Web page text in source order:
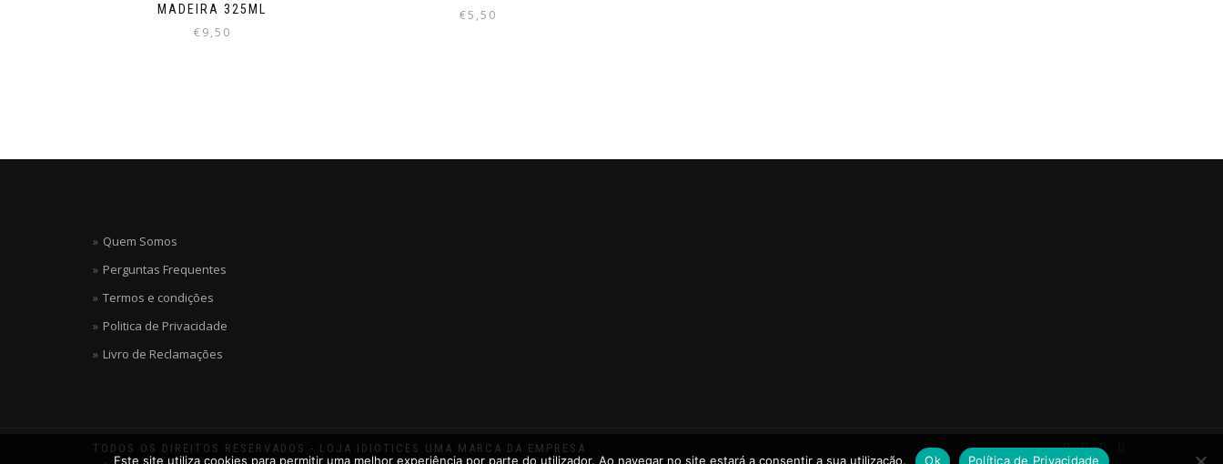
MADEIRA 325ML
€9,50
€5,50
Quem Somos
Perguntas Frequentes
Termos e condições
Politica de Privacidade
Livro de Reclamações
TODOS OS DIREITOS RESERVADOS - LOJA IDIOTICES UMA MARCA DA EMPRESA
Este site utiliza cookies para permitir uma melhor experiência por parte do utilizador. Ao navegar no site estará a consentir a sua utilização. Ok Política de Privacidade